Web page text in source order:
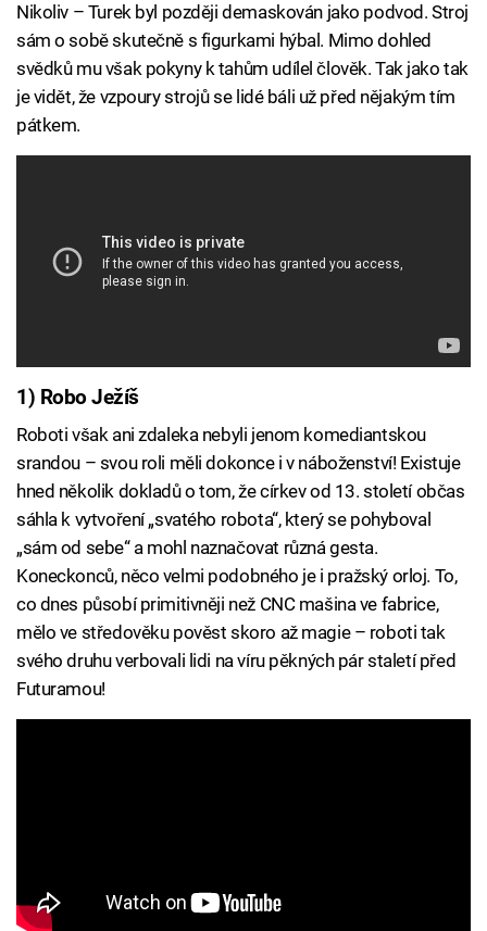
Nikoliv – Turek byl později demaskován jako podvod. Stroj
sám o sobě skutečně s figurkami hýbal. Mimo dohled
svědků mu však pokyny k tahům udílel člověk. Tak jako tak
je vidět, že vzpoury strojů se lidé báli už před nějakým tím
pátkem.
1) Robo Ježíš
Roboti však ani zdaleka nebyli jenom komediantskou
srandou – svou roli měli dokonce i v náboženství! Existuje
hned několik dokladů o tom, že církev od 13. století občas
sáhla k vytvoření „svatého robota“, který se pohyboval
„sám od sebe“ a mohl naznačovat různá gesta.
Koneckonců, něco velmi podobného je i pražský orloj. To,
co dnes působí primitivněji než CNC mašina ve fabrice,
mělo ve středověku pověst skoro až magie – roboti tak
svého druhu verbovali lidi na víru pěkných pár staletí před
Futuramou!